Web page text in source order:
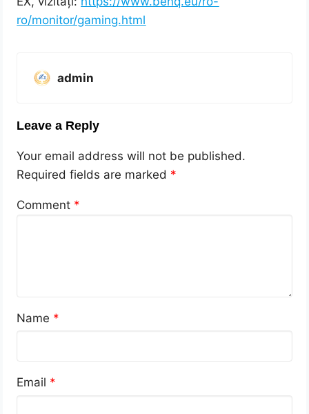
ro/monitor/gaming.html
admin
Leave a Reply
Your email address will not be published.
Required fields are marked *
Comment *
Name *
Email *